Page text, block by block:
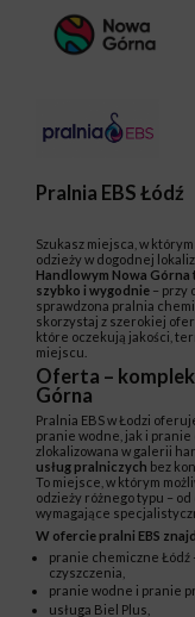
Pralnia EBS Łódź
Szukasz miejsca, w
odzieży w dogodnej
Handlowym Nowa
szybko i wygodnie – przy
sprawdzona pralnia
skorzystaj z szerokiej
które oczekują jakości,
miejscu.
Oferta –
Górna
Pralnia EBS w Łodzi
pranie wodne, jak i
zlokalizowana w galerii
usług pralniczych bez
To miejsce, w którym
odzieży różnego typu –
wymagające
W ofercie pralni EBS
pranie chemiczne Łódź
czyszczenia,
pranie wodne i pranie
usługa Biel Plus,